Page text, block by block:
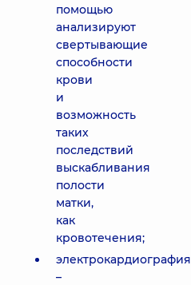
помощью
анализируют
свертывающие
способности
крови
и
возможность
таких
последствий
выскабливания
полости
матки,
как
кровотечения;
электрокардиография
–